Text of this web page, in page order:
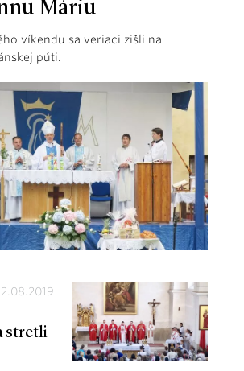
Máriu
víkendu sa veriaci zišli na
púti.
stretli